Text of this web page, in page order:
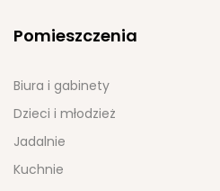
Pomieszczenia
Biura i gabinety
Dzieci i młodzież
Jadalnie
Kuchnie